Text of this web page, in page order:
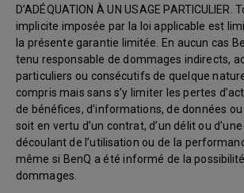
D’ADÉQUATION À UN USAGE PARTICULIER.
implicite imposée par la loi applicable est
la présente garantie limitée. En aucun cas
tenu responsable de dommages indirects,
particuliers ou consécutifs de quelque
compris mais sans s’y limiter les pertes
de bénéfices, d’informations, de données ou
soit en vertu d’un contrat, d’un délit ou
découlant de l’utilisation ou de la
même si BenQ a été informé de la
dommages.